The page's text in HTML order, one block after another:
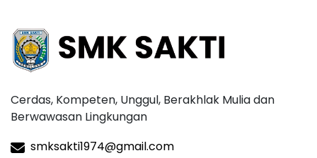
Cerdas, Kompeten, Unggul, Berakhlak Mulia dan
Berwawasan Lingkungan
smksakti1974@gmail.com